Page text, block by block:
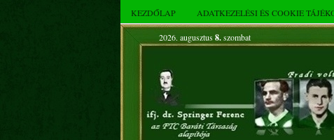
KEZDŐLAP ADATKEZELÉSI ÉS COOKIE
2026. augusztus 8.szombat